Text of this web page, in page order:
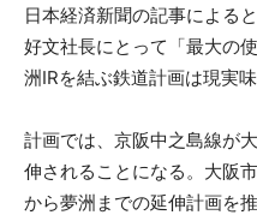
日本経済新聞の記事による
好文社長にとって「最大の
洲IRを結ぶ鉄道計画は現実味
計画では、京阪中之島線が
伸されることになる。大阪
から夢洲までの延伸計画を